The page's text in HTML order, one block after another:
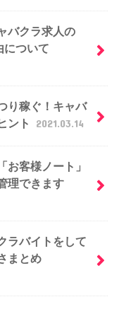
バクラ求人の
について
り稼ぐ！キャバ
ント
2021.03.14
お客様ノート」
理できます
ラバイトをして
まとめ